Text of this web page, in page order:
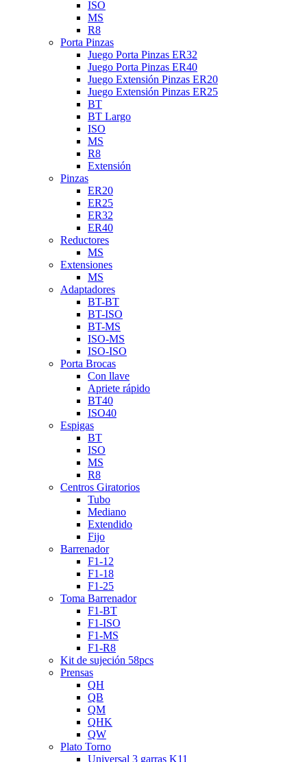
ISO
MS
R8
Porta Pinzas
Juego Porta Pinzas ER32
Juego Porta Pinzas ER40
Juego Extensión Pinzas ER20
Juego Extensión Pinzas ER25
BT
BT Largo
ISO
MS
R8
Extensión
Pinzas
ER20
ER25
ER32
ER40
Reductores
MS
Extensiones
MS
Adaptadores
BT-BT
BT-ISO
BT-MS
ISO-MS
ISO-ISO
Porta Brocas
Con llave
Apriete rápido
BT40
ISO40
Espigas
BT
ISO
MS
R8
Centros Giratorios
Tubo
Mediano
Extendido
Fijo
Barrenador
F1-12
F1-18
F1-25
Toma Barrenador
F1-BT
F1-ISO
F1-MS
F1-R8
Kit de sujeción 58pcs
Prensas
QH
QB
QM
QHK
QW
Plato Torno
Universal 3 garras K11